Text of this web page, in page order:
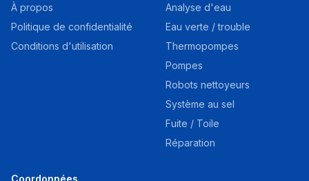
À propos
Politique de confidentialité
Conditions d'utilisation
Analyse d'eau
Eau verte / trouble
Thermopompes
Pompes
Robots nettoyeurs
Système au sel
Fuite / Toile
Réparation
Coordonnées